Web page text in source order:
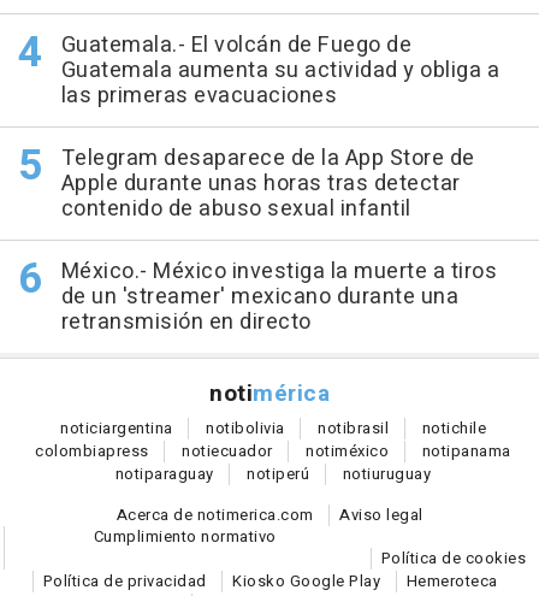
Guatemala.- El volcán de Fuego de
Guatemala aumenta su actividad y obliga a
las primeras evacuaciones
Telegram desaparece de la App Store de
Apple durante unas horas tras detectar
contenido de abuso sexual infantil
México.- México investiga la muerte a tiros
de un 'streamer' mexicano durante una
retransmisión en directo
notimérica
noticiargentina notibolivia notibrasil notichile
colombiapress notiecuador notiméxico notipanama
notiparaguay notiperú notiuruguay
Acerca de notimerica.com
Aviso legal
Cumplimiento normativo
Política de cookies
Política de privacidad
Kiosko Google Play
Hemeroteca